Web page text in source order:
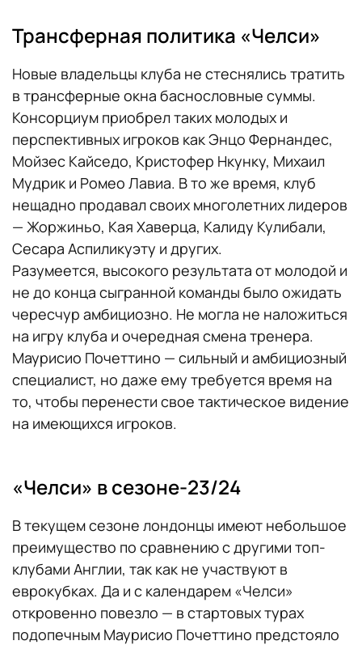
Трансферная политика «Челси»
Новые владельцы клуба не стеснялись тратить
в трансферные окна баснословные суммы.
Консорциум приобрел таких молодых и
перспективных игроков как Энцо Фернандес,
Мойзес Кайседо, Кристофер Нкунку, Михаил
Мудрик и Ромео Лавиа. В то же время, клуб
нещадно продавал своих многолетних лидеров
— Жоржиньо, Кая Хаверца, Калиду Кулибали,
Сесара Аспиликуэту и других.
Разумеется, высокого результата от молодой и
не до конца сыгранной команды было ожидать
чересчур амбициозно. Не могла не наложиться
на игру клуба и очередная смена тренера.
Маурисио Почеттино — сильный и амбициозный
специалист, но даже ему требуется время на
то, чтобы перенести свое тактическое видение
на имеющихся игроков.
«Челси» в сезоне-23/24
В текущем сезоне лондонцы имеют небольшое
преимущество по сравнению с другими топ-
клубами Англии, так как не участвуют в
еврокубках. Да и с календарем «Челси»
откровенно повезло — в стартовых турах
подопечным Маурисио Почеттино предстояло